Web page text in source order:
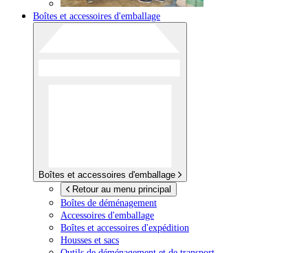
Boîtes et accessoires d'emballage
Boîtes et accessoires d'emballage
Retour au menu principal
Boîtes de déménagement
Accessoires d'emballage
Boîtes et accessoires d'expédition
Housses et sacs